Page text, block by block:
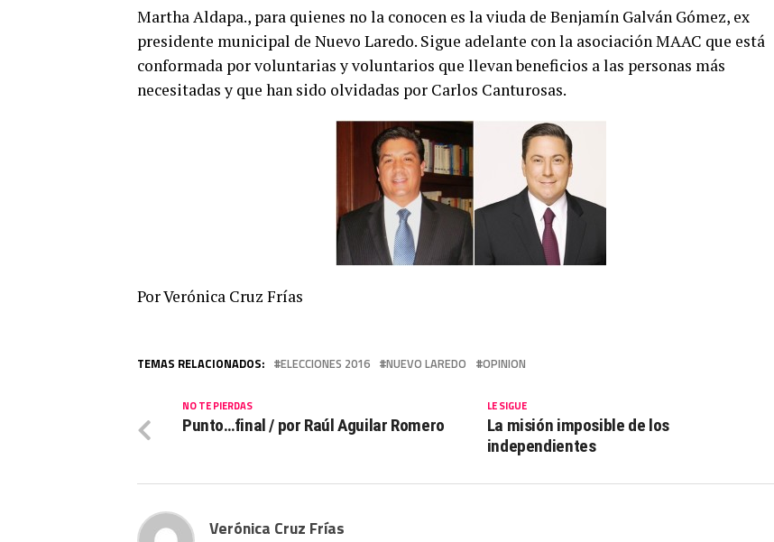
Martha Aldapa., para quienes no la conocen es la viuda de Benjamín Galván Gómez, ex
presidente municipal de Nuevo Laredo. Sigue adelante con la asociación MAAC que está
conformada por voluntarias y voluntarios que llevan beneficios a las personas más
necesitadas y que han sido olvidadas por Carlos Canturosas.
Por Verónica Cruz Frías
TEMAS RELACIONADOS: ELECCIONES 2016 NUEVO LAREDO OPINION
LE SIGUE
La misión imposible de los
independientes
NO TE PIERDAS
Punto…final / por Raúl Aguilar Romero
Verónica Cruz Frías